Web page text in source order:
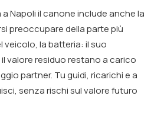
Napoli il canone include anche la
preoccupare della parte più
la batteria: il suo
valore residuo restano a carico
partner. Tu guidi, ricarichi e a
senza rischi sul valore futuro